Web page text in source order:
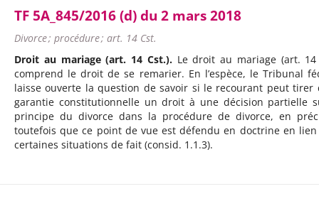
TF 5A_845/2016 (d) du 2 mars 2018
Divorce ; procédure ; art. 14 Cst.
Droit au mariage (art. 14 Cst.).Le droit au mariage (art. 14
comprend le droit de se remarier. En l’espèce, le Tribunal
laisse ouverte la question de savoir si le recourant peut tirer
garantie constitutionnelle un droit à une décision partielle
principe du divorce dans la procédure de divorce, en
toutefois que ce point de vue est défendu en doctrine en lien
certaines situations de fait (consid. 1.1.3).